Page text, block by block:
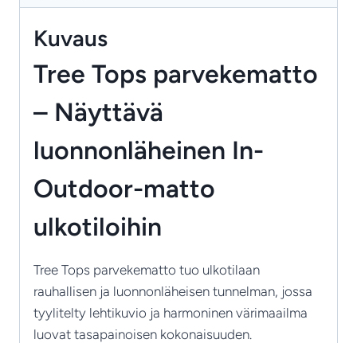
lehtikuosinen
matto
ulko-
määrä
Kuvaus
Tree Tops parvekematto
– Näyttävä
luonnonläheinen In-
Outdoor-matto
ulkotiloihin
Tree Tops parvekematto tuo ulkotilaan
rauhallisen ja luonnonläheisen tunnelman, jossa
tyylitelty lehtikuvio ja harmoninen värimaailma
luovat tasapainoisen kokonaisuuden.